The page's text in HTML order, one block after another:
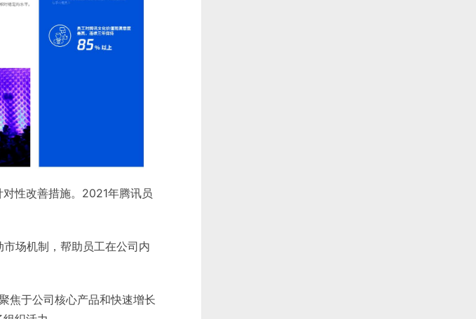
性改善措施。2021年腾讯员
场机制，帮助员工在公司内
焦于公司核心产品和快速增长